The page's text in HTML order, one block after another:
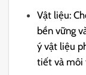
Vật liệu:
bền vững
ý vật liệu
tiết và môi